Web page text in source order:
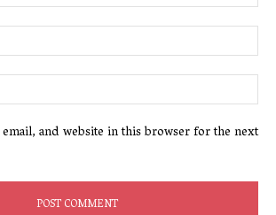
email, and website in this browser for the next